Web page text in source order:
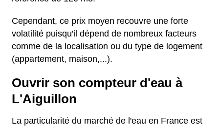
Cependant, ce prix moyen recouvre une forte
volatilité puisqu'il dépend de nombreux facteurs
comme de la localisation ou du type de logement
(appartement, maison,...).
Ouvrir son compteur d'eau à
L'Aiguillon
La particularité du marché de l'eau en France est